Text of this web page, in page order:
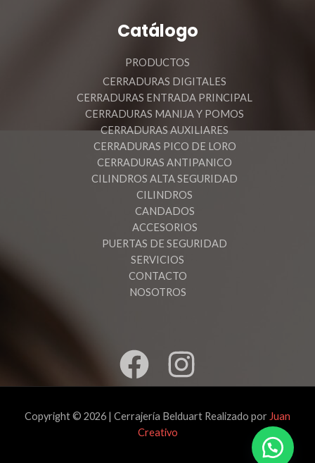
Catálogo
PRODUCTOS
CERRADURAS DIGITALES
CERRADURAS ENTRADA PRINCIPAL
CERRADURAS MANIJA Y POMOS
CERRADURAS AUXILIARES
CERRADURAS PICO DE LORO
CERRADURAS ANTIPANICO
CILINDROS ALTA SEGURIDAD
CILINDROS
CANDADOS
ACCESORIOS
PUERTAS DE SEGURIDAD
SERVICIOS
CONTACTO
NOSOTROS
Copyright © 2026 | Cerrajería Belduart Realizado por Juan
Creativo